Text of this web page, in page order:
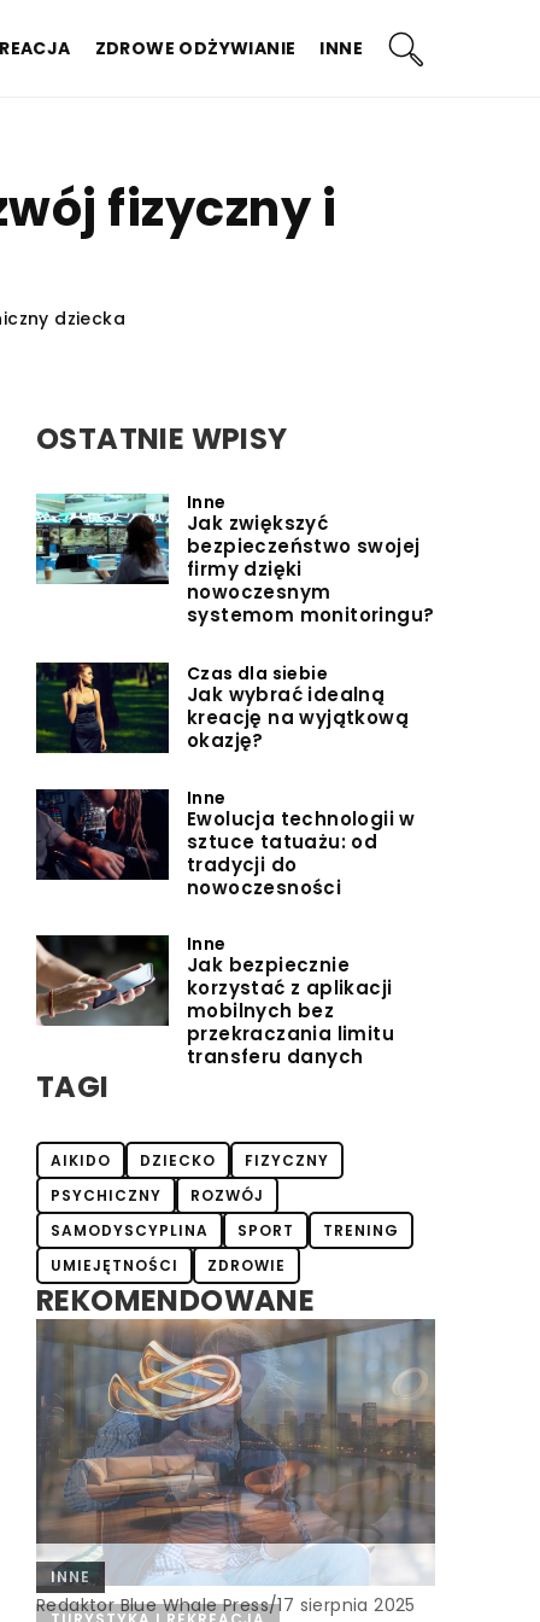
ZDROWE ODŻYWIANIE INNE
fizyczny i
dziecka
OSTATNIE WPISY
Inne
Jak zwiększyć
bezpieczeństwo swojej
firmy dzięki
nowoczesnym
systemom monitoringu?
Czas dla siebie
Jak wybrać idealną
kreację na wyjątkową
okazję?
Inne
Ewolucja technologii w
sztuce tatuażu: od
tradycji do
nowoczesności
Inne
Jak bezpiecznie
korzystać z aplikacji
mobilnych bez
przekraczania limitu
transferu danych
TAGI
AIKIDO DZIECKO
FIZYCZNY
PSYCHICZNY
ROZWÓJ
SAMODYSCYPLINA
SPORT
TRENING
UMIEJĘTNOŚCI
ZDROWIE
REKOMENDOWANE
INNE
Redaktor Blue Whale Press/17 sierpnia 2025